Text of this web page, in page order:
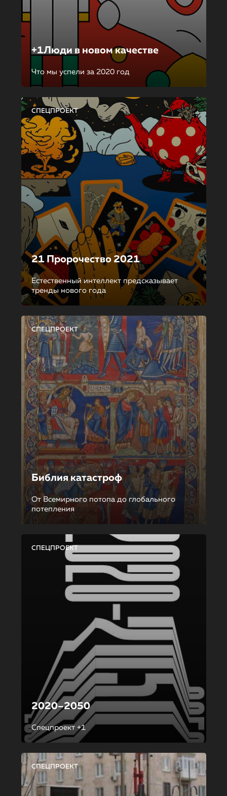
+1Люди в новом качестве
Что мы успели за 2020 год
СПЕЦПРОЕКТ
21 Пророчество 2021
Естественный интеллект предсказывает
тренды нового года
СПЕЦПРОЕКТ
Библия катастроф
От Всемирного потопа до глобального
потепления
СПЕЦПРОЕКТ
2020–2050
Спецпроект +1
СПЕЦПРОЕКТ